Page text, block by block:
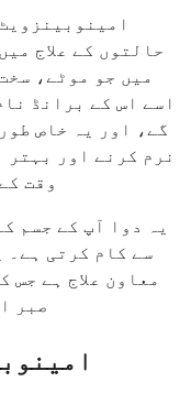
حالتوں کے علاج
میں جو موٹے،
اسے اس کے برانڈ
گے، اور یہ خاص
نرم کرنے اور بہتر
وقت
یہ دوا آپ کے جسم
سے کام کرتی ہے۔
معاون علاج ہے
صبر